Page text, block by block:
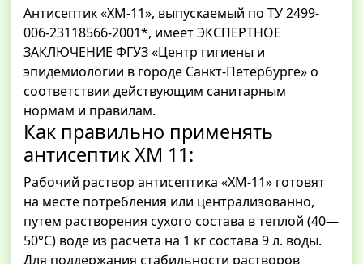
Антисептик «ХМ-11», выпускаемый по ТУ 2499-
006-23118566-2001*, имеет ЭКСПЕРТНОЕ
ЗАКЛЮЧЕНИЕ ФГУЗ «Центр гигиены и
эпидемиологии в городе Санкт-Петербурге» о
соответствии действующим санитарным
нормам и правилам.
Как правильно применять
антисептик ХМ 11:
Рабочий раствор антисептика «ХМ-11» готовят
на месте потребления или централизованно,
путем растворения сухого состава в теплой (40—
50°С) воде из расчета на 1 кг состава 9 л. воды.
Для поддержания стабильности растворов